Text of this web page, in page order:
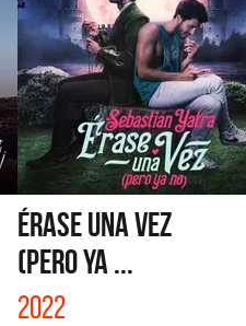
ÉRASE UNA VEZ
(PERO YA ...
2022